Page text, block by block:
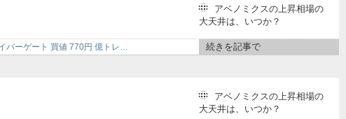
アベノミクスの上昇相場の
大天井は、いつか？
バーゲート 買値 770円 億トレ… 続きを記事で
アベノミクスの上昇相場の
大天井は、いつか？